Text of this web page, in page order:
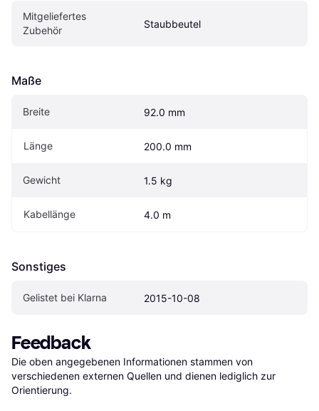
Mitgeliefertes
Zubehör
Staubbeutel
Maße
Breite 92.0 mm
Länge 200.0 mm
Gewicht 1.5 kg
Kabellänge 4.0 m
Sonstiges
Gelistet bei Klarna 2015-10-08
Feedback
Die oben angegebenen Informationen stammen von
verschiedenen externen Quellen und dienen lediglich zur
Orientierung.